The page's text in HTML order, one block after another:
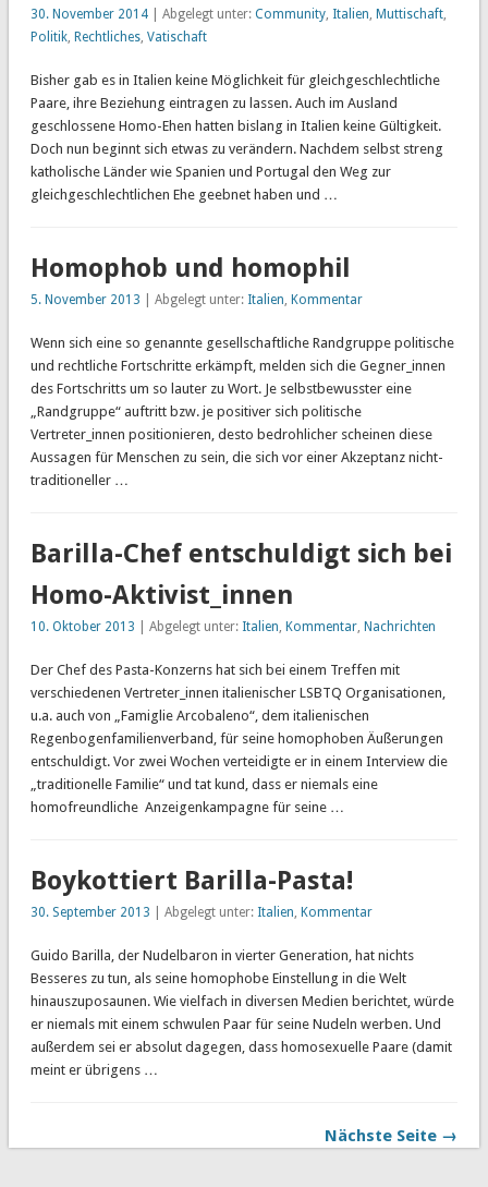
30. November 2014| Abgelegt unter: Community, Italien, Muttischaft,
Politik, Rechtliches, Vatischaft
Bisher gab es in Italien keine Möglichkeit für gleichgeschlechtliche
Paare, ihre Beziehung eintragen zu lassen. Auch im Ausland
geschlossene Homo-Ehen hatten bislang in Italien keine Gültigkeit.
Doch nun beginnt sich etwas zu verändern. Nachdem selbst streng
katholische Länder wie Spanien und Portugal den Weg zur
gleichgeschlechtlichen Ehe geebnet haben und …
Homophob und homophil
5. November 2013 | Abgelegt unter: Italien, Kommentar
Wenn sich eine so genannte gesellschaftliche Randgruppe politische
und rechtliche Fortschritte erkämpft, melden sich die Gegner_innen
des Fortschritts um so lauter zu Wort. Je selbstbewusster eine
„Randgruppe“ auftritt bzw. je positiver sich politische
Vertreter_innen positionieren, desto bedrohlicher scheinen diese
Aussagen für Menschen zu sein, die sich vor einer Akzeptanz nicht-
traditioneller …
Barilla-Chef entschuldigt sich bei
Homo-Aktivist_innen
10. Oktober 2013 | Abgelegt unter: Italien, Kommentar, Nachrichten
Der Chef des Pasta-Konzerns hat sich bei einem Treffen mit
verschiedenen Vertreter_innen italienischer LSBTQ Organisationen,
u.a. auch von „Famiglie Arcobaleno“, dem italienischen
Regenbogenfamilienverband, für seine homophoben Äußerungen
entschuldigt. Vor zwei Wochen verteidigte er in einem Interview die
„traditionelle Familie“ und tat kund, dass er niemals eine
homofreundliche Anzeigenkampagne für seine …
Boykottiert Barilla-Pasta!
30. September 2013 | Abgelegt unter: Italien, Kommentar
Guido Barilla, der Nudelbaron in vierter Generation, hat nichts
Besseres zu tun, als seine homophobe Einstellung in die Welt
hinauszuposaunen. Wie vielfach in diversen Medien berichtet, würde
er niemals mit einem schwulen Paar für seine Nudeln werben. Und
außerdem sei er absolut dagegen, dass homosexuelle Paare (damit
meint er übrigens …
Nächste Seite →